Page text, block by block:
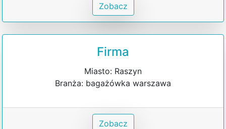
Zobacz
Firma
Miasto: Raszyn
Branża: bagażówka warszawa
Zobacz